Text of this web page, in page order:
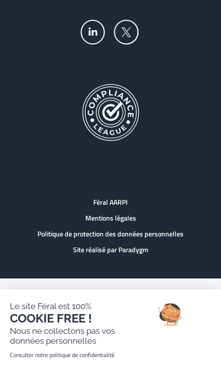
Féral AARPI
Mentions légales
Politique de protection des données personnelles
Site réalisé par Paradygm
Le site Féral est 100%
COOKIE FREE !
Nous ne collectons pas vos
données personnelles
Consulter notre politique de confidentialité